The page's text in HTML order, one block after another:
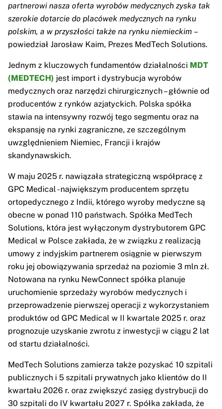
partnerowi nasza oferta wyrobów medycznych zyska tak
szerokie dotarcie do placówek medycznych na rynku
polskim, a w przyszłości także na rynku niemieckim –
powiedział Jarosław Kaim, Prezes MedTech Solutions.
Jednym z kluczowych fundamentów działalności MDT
(MEDTECH) jest import i dystrybucja wyrobów
medycznych oraz narzędzi chirurgicznych – głównie od
producentów z rynków azjatyckich. Polska spółka
stawia na intensywny rozwój tego segmentu oraz na
ekspansję na rynki zagraniczne, ze szczególnym
uwzględnieniem Niemiec, Francji i krajów
skandynawskich.
W maju 2025 r. nawiązała strategiczną współpracę z
GPC Medical - największym producentem sprzętu
ortopedycznego z Indii, którego wyroby medyczne są
obecne w ponad 110 państwach. Spółka MedTech
Solutions, która jest wyłączonym dystrybutorem GPC
Medical w Polsce zakłada, że w związku z realizacją
umowy z indyjskim partnerem osiągnie w pierwszym
roku jej obowiązywania sprzedaż na poziomie 3 mln zł.
Notowana na rynku NewConnect spółka planuje
uruchomienie sprzedaży wyrobów medycznych i
przeprowadzenie pierwszej operacji z wykorzystaniem
produktów od GPC Medical w II kwartale 2025 r. oraz
prognozuje uzyskanie zwrotu z inwestycji w ciągu 2 lat
od startu działalności.
MedTech Solutions zamierza także pozyskać 10 szpitali
publicznych i 5 szpitali prywatnych jako klientów do II
kwartału 2026 r. oraz zwiększyć zasięg dystrybucji do
30 szpitali do IV kwartału 2027 r. Spółka zakłada, że